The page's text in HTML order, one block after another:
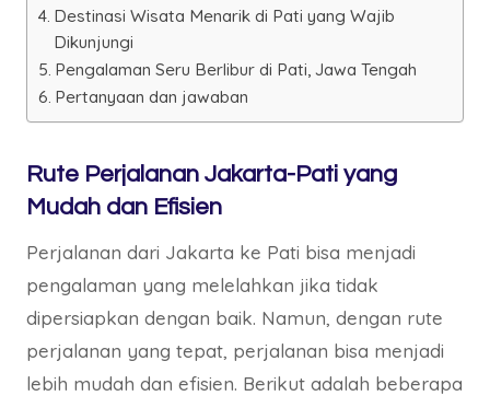
Destinasi Wisata Menarik di Pati yang Wajib
Dikunjungi
Pengalaman Seru Berlibur di Pati, Jawa Tengah
Pertanyaan dan jawaban
Rute Perjalanan Jakarta-Pati yang
Mudah dan Efisien
Perjalanan dari Jakarta ke Pati bisa menjadi
pengalaman yang melelahkan jika tidak
dipersiapkan dengan baik. Namun, dengan rute
perjalanan yang tepat, perjalanan bisa menjadi
lebih mudah dan efisien. Berikut adalah beberapa